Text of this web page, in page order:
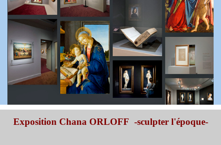
Exposition Chana ORLOFF -sculpter l'époque-